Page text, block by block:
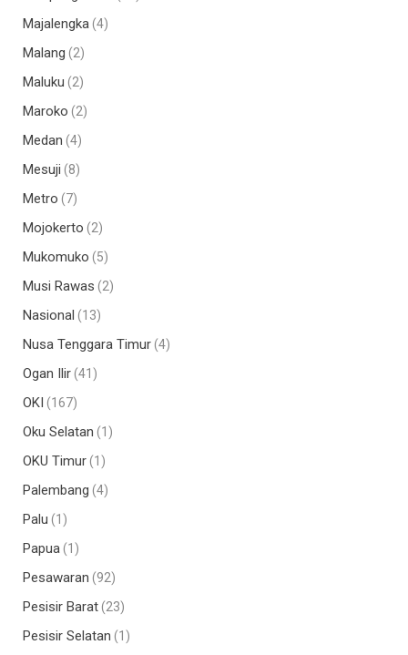
Majalengka (4)
Malang (2)
Maluku (2)
Maroko (2)
Medan (4)
Mesuji (8)
Metro (7)
Mojokerto (2)
Mukomuko (5)
Musi Rawas (2)
Nasional (13)
Nusa Tenggara Timur(4)
Ogan Ilir(41)
OKI (167)
Oku Selatan (1)
OKU Timur(1)
Palembang (4)
Palu (1)
Papua (1)
Pesawaran (92)
Pesisir Barat(23)
Pesisir Selatan (1)